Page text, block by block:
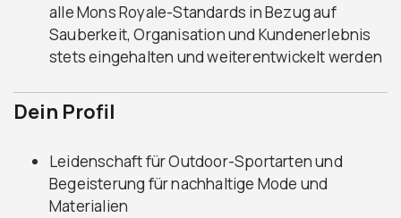
alle Mons Royale-Standards in Bezug auf
Sauberkeit, Organisation und Kundenerlebnis
stets eingehalten und weiterentwickelt werden
Dein Profil
Leidenschaft für Outdoor-Sportarten und
Begeisterung für nachhaltige Mode und
Materialien